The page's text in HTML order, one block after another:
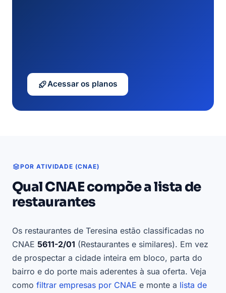
Acessar os planos
POR ATIVIDADE (CNAE)
Qual CNAE compõe a lista de
restaurantes
Os restaurantes de Teresina estão classificadas no
CNAE 5611-2/01 (Restaurantes e similares). Em vez
de prospectar a cidade inteira em bloco, parta do
bairro e do porte mais aderentes à sua oferta. Veja
como filtrar empresas por CNAE e monte a lista de